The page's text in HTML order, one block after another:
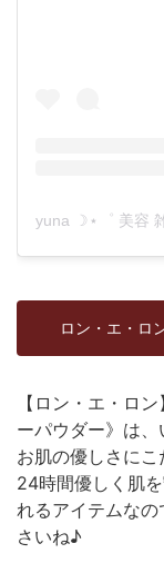
ロン・エ・ロ
【ロン・エ・ロ
ーパウダー》は
お肌の優しさにこ
24時間優しく肌
れるアイテムな
さいね♪